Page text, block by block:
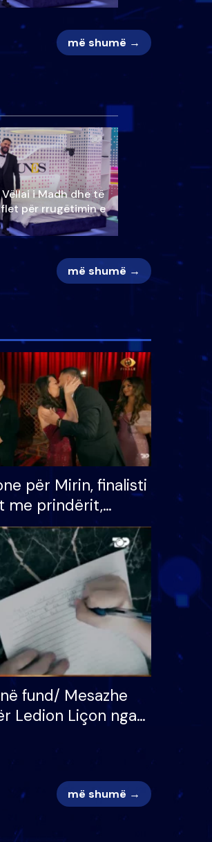
më shumë →
i Madh dhe të
për rrugëtimin e
më shumë →
për Mirin, finalisti
me prindërit,
bashkëshorten:
ndonjë letër divorci
fund/ Mesazhe
Ledion Liçon nga
më shumë →